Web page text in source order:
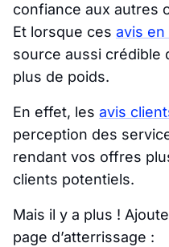
confiance aux autres
Et lorsque ces avis en
source aussi crédible
plus de poids.
En effet, les avis
perception des
rendant vos offres
clients potentiels.
Mais il y a plus !
page d’atterrissage :